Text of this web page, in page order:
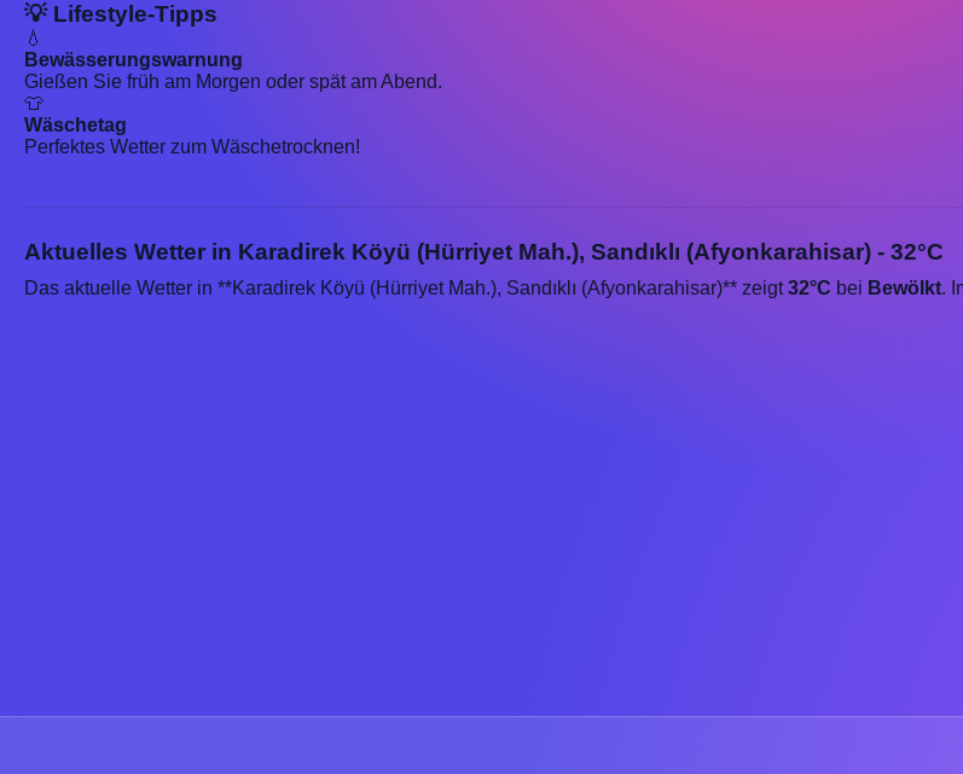
💡 Lifestyle-Tipps
💧
Bewässerungswarnung
Gießen Sie früh am Morgen oder spät am Abend.
👕
Wäschetag
Perfektes Wetter zum Wäschetrocknen!
Aktuelles Wetter in Karadirek Köyü (Hürriyet Mah.), Sandıklı (Afyonkarahisar) - 32°C
Das aktuelle Wetter in **Karadirek Köyü (Hürriyet Mah.), Sandıklı (Afyonkarahisar)** zeigt32°C bei Bewölkt.